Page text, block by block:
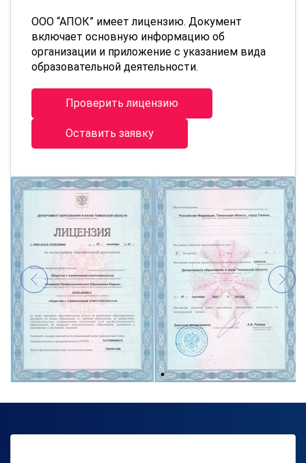
ООО “АПОК” имеет лицензию. Документ
включает основную информацию об
организации и приложение с указанием вида
образовательной деятельности.
Проверить лицензию
Оставить заявку